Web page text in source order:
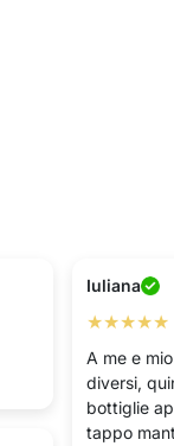
Iuliana
★★★★★
A me e
diversi,
bottiglie
tappo